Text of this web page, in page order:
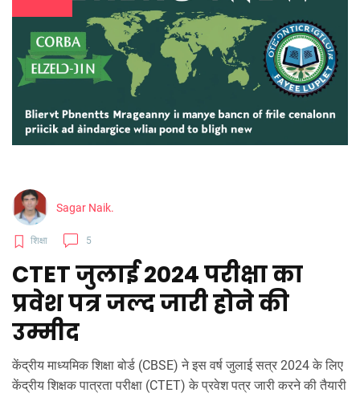
Sagar Naik.
शिक्षा 5
CTET जुलाई 2024 परीक्षा का
प्रवेश पत्र जल्द जारी होने की
उम्मीद
केंद्रीय माध्यमिक शिक्षा बोर्ड (CBSE) ने इस वर्ष जुलाई सत्र 2024 के लिए
केंद्रीय शिक्षक पात्रता परीक्षा (CTET) के प्रवेश पत्र जारी करने की तैयारी